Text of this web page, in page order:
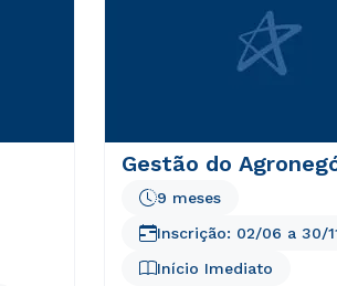
Gestão do
Início Imediato
9 meses
Inscrição: 02/06 a 30/